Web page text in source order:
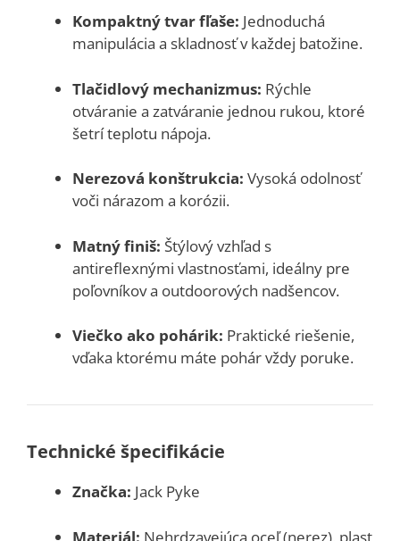
Kompaktný tvar fľaše: Jednoduchá
manipulácia a skladnosť v každej batožine.
Tlačidlový mechanizmus: Rýchle
otváranie a zatváranie jednou rukou, ktoré
šetrí teplotu nápoja.
Nerezová konštrukcia: Vysoká odolnosť
voči nárazom a korózii.
Matný finiš: Štýlový vzhľad s
antireflexnými vlastnosťami, ideálny pre
poľovníkov a outdoorových nadšencov.
Viečko ako pohárik: Praktické riešenie,
vďaka ktorému máte pohár vždy poruke.
Technické špecifikácie
Značka: Jack Pyke
Materiál: Nehrdzavejúca oceľ (nerez), plast